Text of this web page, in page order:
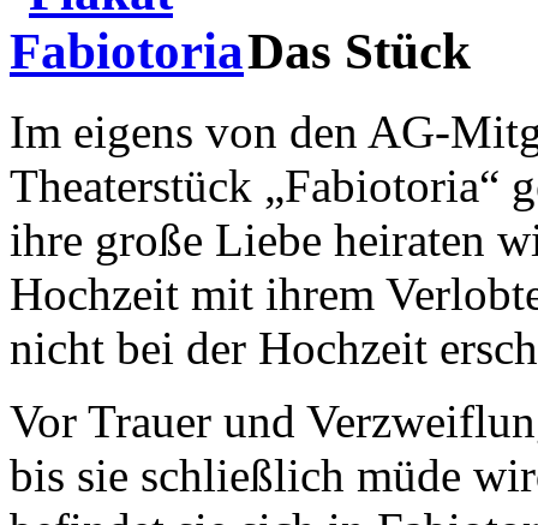
Das Stück
Im eigens von den AG-
Theaterstück „Fabiotoria“
ihre große Liebe heiraten
Hochzeit mit ihrem
nicht bei der Hochzeit
Vor Trauer und
bis sie schließlich müde